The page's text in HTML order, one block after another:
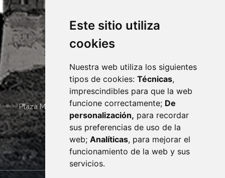
Este sitio utiliza
cookies
Nuestra web utiliza los siguientes
tipos de cookies: Técnicas,
imprescindibles para que la web
funcione correctamente; De
personalización, para recordar
sus preferencias de uso de la
web; Analíticas, para mejorar el
funcionamiento de la web y sus
servicios.
Plaza Mayor 4 22400 MONZÓN - ARAGÓN (ESPAÑA)
· (34) 974 400 700 ·
sac@monzon.es
monzon.es